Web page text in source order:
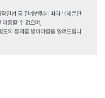
권법 등 관계법령에 따라 복제뿐만
용할 수 없으며,
도의 동의를 받아야함을 알려드립니